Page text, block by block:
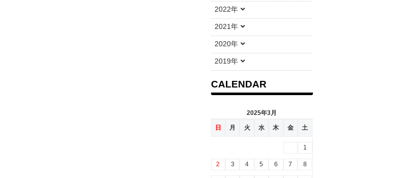
2022年
2021年
2020年
2019年
CALENDAR
2025年3月
日 月 火 水 木 金 土
1
2 3 4 5 6 7 8